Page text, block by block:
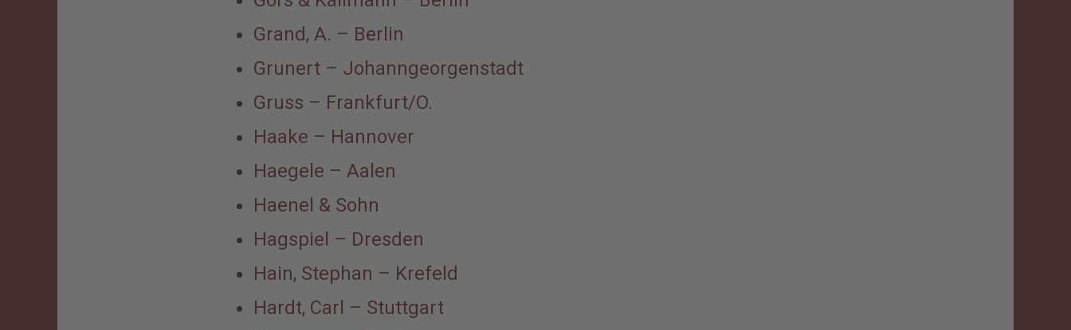
Grand, A. – Berlin
Grunert – Johanngeorgenstadt
Gruss – Frankfurt/O.
Haake – Hannover
Haegele – Aalen
Haenel & Sohn
Hagspiel – Dresden
Hain, Stephan – Krefeld
Hardt, Carl – Stuttgart